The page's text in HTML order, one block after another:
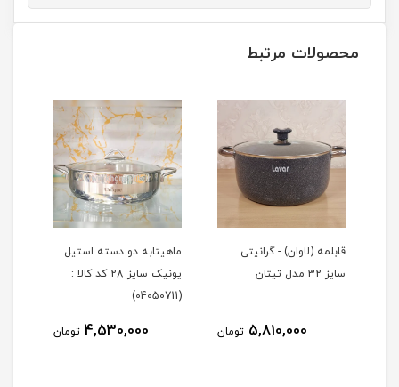
محصولات مرتبط
قابلمه (لاوان) - گرانیتی
سایز 32 مدل تیتان
5,810,000 تومان
ماهیتابه دو دسته استیل
یونیک سایز 28 کد کالا :
(04050711)
4,530,000 تومان